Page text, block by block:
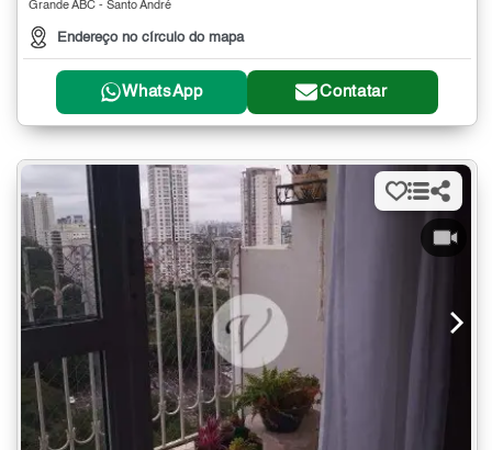
Grande ABC - Santo André
Endereço no círculo do mapa
WhatsApp Contatar